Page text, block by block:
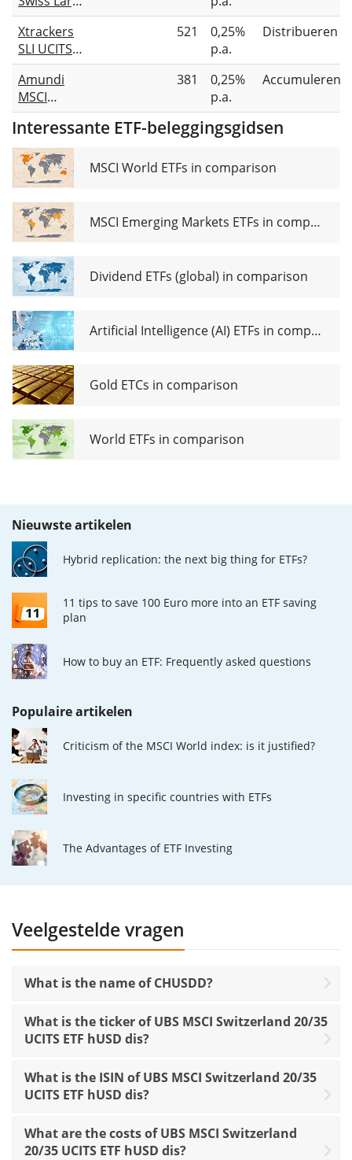
Cap UCITS
ETF 1C
Xtrackers
SLI UCITS
ETF 1D
521
0,25%
p.a.
Distribueren
Amundi
MSCI
Switzerland
UCITS ETF
CHF
381
0,25%
p.a.
Accumulerend
Interessante ETF-beleggingsgidsen
MSCI World ETFs in comparison
MSCI Emerging Markets ETFs in comparison
Dividend ETFs (global) in comparison
Artificial Intelligence (AI) ETFs in comparison
Gold ETCs in comparison
World ETFs in comparison
Nieuwste artikelen
Hybrid replication: the next big thing for ETFs?
11 tips to save 100 Euro more into an ETF saving
plan
How to buy an ETF: Frequently asked questions
Populaire artikelen
Criticism of the MSCI World index: is it justified?
Investing in specific countries with ETFs
The Advantages of ETF Investing
Veelgestelde vragen
What is the name of CHUSDD?
What is the ticker of UBS MSCI Switzerland 20/35
UCITS ETF hUSD dis?
What is the ISIN of UBS MSCI Switzerland 20/35
UCITS ETF hUSD dis?
What are the costs of UBS MSCI Switzerland
20/35 UCITS ETF hUSD dis?